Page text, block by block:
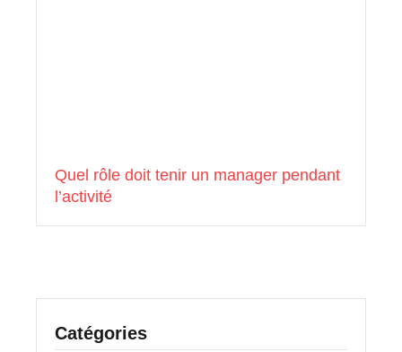
Quel rôle doit tenir un manager pendant
l’activité
Catégories